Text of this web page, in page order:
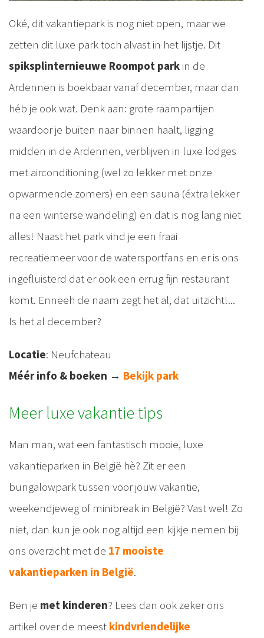
Oké, dit vakantiepark is nog niet open, maar we
zetten dit luxe park toch alvast in het lijstje. Dit
spiksplinternieuwe Roompot park in de
Ardennen is boekbaar vanaf december, maar dan
héb je ook wat. Denk aan: grote raampartijen
waardoor je buiten naar binnen haalt, ligging
midden in de Ardennen, verblijven in luxe lodges
met airconditioning (wel zo lekker met onze
opwarmende zomers) en een sauna (éxtra lekker
na een winterse wandeling) en dat is nog lang niet
alles! Naast het park vind je een fraai
recreatiemeer voor de watersportfans en er is ons
ingefluisterd dat er ook een errug fijn restaurant
komt. Enneeh de naam zegt het al, dat uitzicht!...
Is het al december?
Locatie: Neufchateau
Méér info & boeken → Bekijk park
Meer luxe vakantie tips
Man man, wat een fantastisch mooie, luxe
vakantieparken in België hè? Zit er een
bungalowpark tussen voor jouw vakantie,
weekendjeweg of minibreak in België? Vast wel! Zo
niet, dan kun je ook nog altijd een kijkje nemen bij
ons overzicht met de 17 mooiste
vakantieparken in België.
Ben je met kinderen? Lees dan ook zeker ons
artikel over de meest kindvriendelijke